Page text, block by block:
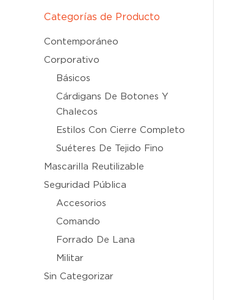
Categorías de Producto
Contemporáneo
Corporativo
Básicos
Cárdigans De Botones Y
Chalecos
Estilos Con Cierre Completo
Suéteres De Tejido Fino
Mascarilla Reutilizable
Seguridad Pública
Accesorios
Comando
Forrado De Lana
Militar
Sin Categorizar